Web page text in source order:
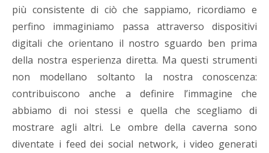
più consistente di ciò che sappiamo, ricordiamo e
perfino immaginiamo passa attraverso dispositivi
digitali che orientano il nostro sguardo ben prima
della nostra esperienza diretta. Ma questi strumenti
non modellano soltanto la nostra conoscenza:
contribuiscono anche a definire l’immagine che
abbiamo di noi stessi e quella che scegliamo di
mostrare agli altri. Le ombre della caverna sono
diventate i feed dei social network, i video generati